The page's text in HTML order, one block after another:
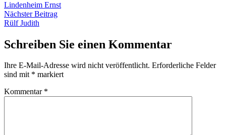
Lindenheim Ernst
Nächster BeitragNächster
Rülf Judith
Schreiben Sie einen Kommentar
Ihre E-Mail-Adresse wird nicht veröffentlicht. Erforderliche Felder
sind mit * markiert
Kommentar *